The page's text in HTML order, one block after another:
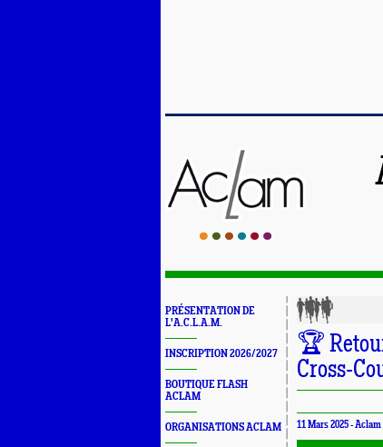
PRÉSENTATION DE
L'A.C.L.A.M.
INSCRIPTION 2026/2027
BOUTIQUE FLASH
ACLAM
ORGANISATIONS ACLAM
🏆
Cross-
11 Mars 2025 -Aclam